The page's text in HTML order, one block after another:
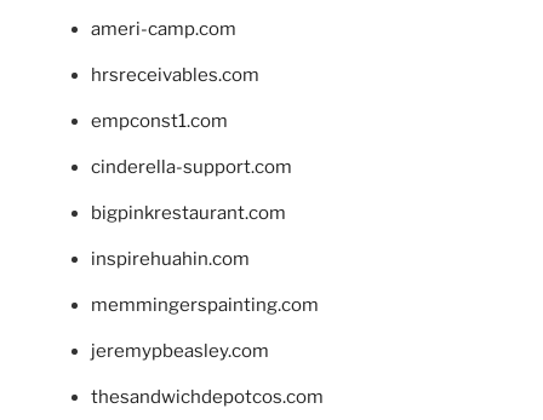
ameri-camp.com
hrsreceivables.com
empconst1.com
cinderella-support.com
bigpinkrestaurant.com
inspirehuahin.com
memmingerspainting.com
jeremypbeasley.com
thesandwichdepotcos.com